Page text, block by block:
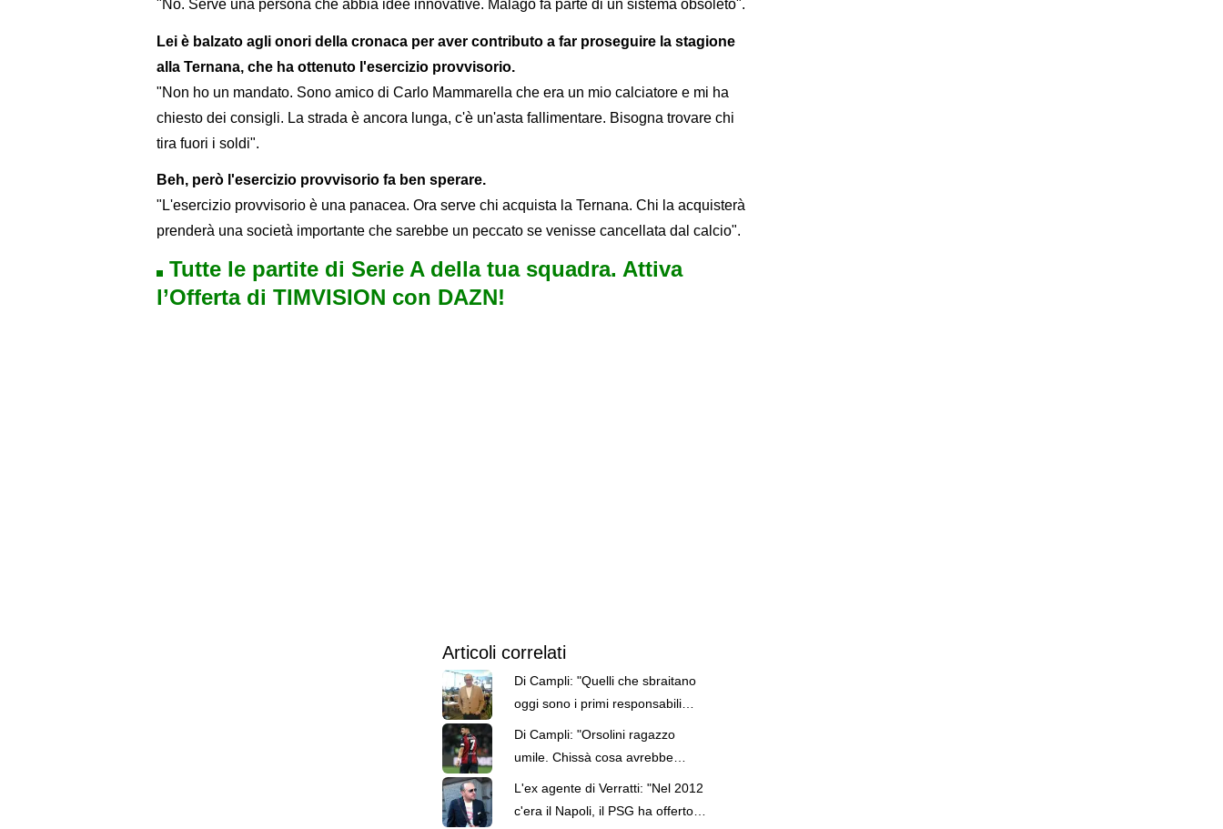
"No. Serve una persona che abbia idee innovative. Malagò fa parte di un sistema obsoleto".
Lei è balzato agli onori della cronaca per aver contributo a far proseguire la stagione
alla Ternana, che ha ottenuto l'esercizio provvisorio.
"Non ho un mandato. Sono amico di Carlo Mammarella che era un mio calciatore e mi ha
chiesto dei consigli. La strada è ancora lunga, c'è un'asta fallimentare. Bisogna trovare chi
tira fuori i soldi".
Beh, però l'esercizio provvisorio fa ben sperare.
"L'esercizio provvisorio è una panacea. Ora serve chi acquista la Ternana. Chi la acquisterà
prenderà una società importante che sarebbe un peccato se venisse cancellata dal calcio".
Tutte le partite di Serie A della tua squadra. Attiva
l’Offerta di TIMVISION con DAZN!
Articoli correlati
Di Campli: "Quelli che sbraitano
oggi sono i primi responsabili
della crisi: De Laurentiis e Lotito"
Di Campli: "Orsolini ragazzo
umile. Chissà cosa avrebbe
L'ex agente di Verratti: "Nel 2012
c'era il Napoli, il PSG ha offerto